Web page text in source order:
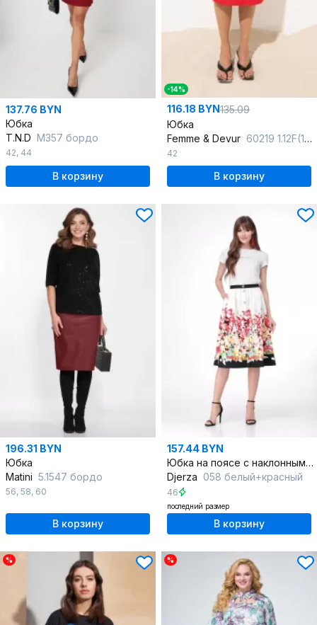
137.76 BYN
Юбка
T.N.D М357 бордо
42, 44
В корзину
-14%
116.18 BYN135.09
Юбка
Femme & Devur 60219 1.12F(170)
42
В корзину
196.31 BYN
Юбка
Matini 5.1547 бордо
56, 58, 60
В корзину
157.44 BYN
Юбка на поясе с наклонными карманами и планкой
Djerza 058 белый+красный
46
последний размер
В корзину
% %